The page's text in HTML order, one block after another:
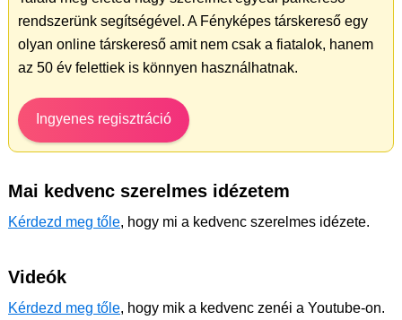
rendszerünk segítségével. A Fényképes társkereső egy
olyan online társkereső amit nem csak a fiatalok, hanem
az 50 év felettiek is könnyen használhatnak.
Ingyenes regisztráció
Mai kedvenc szerelmes idézetem
Kérdezd meg tőle, hogy mi a kedvenc szerelmes idézete.
Videók
Kérdezd meg tőle, hogy mik a kedvenc zenéi a Youtube-on.